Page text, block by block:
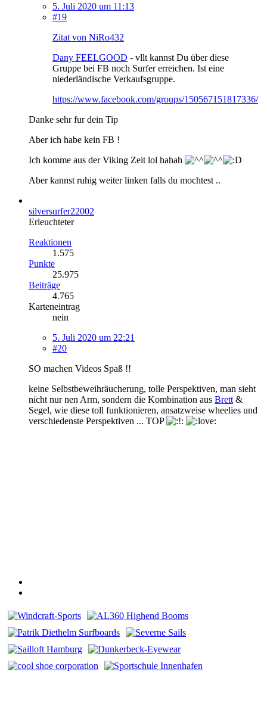
5. Juli 2020 um 11:13
#19
Zitat von NiRo432
Dany FEELGOOD - vllt kannst Du über diese
Gruppe bei FB noch Surfer erreichen. Ist eine
niederländische Verkaufsgruppe.
https://www.facebook.com/groups/150567151817336/
Danke sehr fur dein Tip
Aber ich habe kein FB !
Ich komme aus der Viking Zeit lol hahah
Aber kannst ruhig weiter linken falls du mochtest ..
silversurfer22002
Erleuchteter
Reaktionen
1.575
Punkte
25.975
Beiträge
4.765
Karteneintrag
nein
5. Juli 2020 um 22:21
#20
SO machen Videos Spaß !!
keine Selbstbeweihräucherung, tolle Perspektiven, man sieht
nicht nur nen Arm, sondern die Kombination aus Brett &
Segel, wie diese toll funktionieren, ansatzweise wheelies und
verschiedenste Perspektiven ... TOP